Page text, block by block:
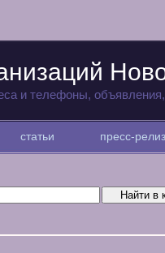
и телефоны,
статьи пресс-